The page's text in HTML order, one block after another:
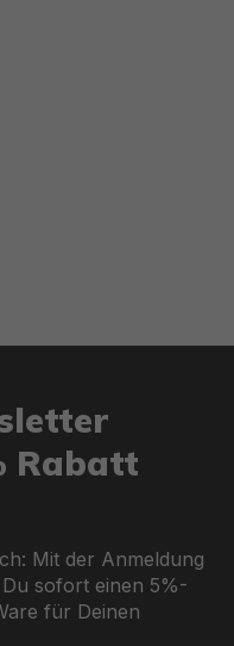
Rabatt
Mit der Anmeldung
sofort einen 5%-
für Deinen